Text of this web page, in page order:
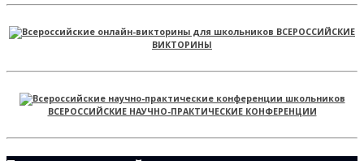
ВСЕРОССИЙСКИЕ
ВИКТОРИНЫ
ВСЕРОССИЙСКИЕ НАУЧНО-ПРАКТИЧЕСКИЕ КОНФЕРЕНЦИИ